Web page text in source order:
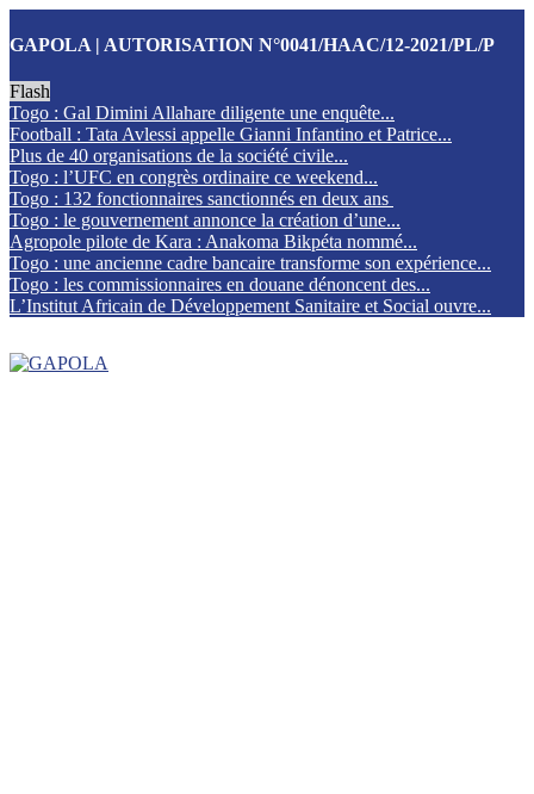
GAPOLA | AUTORISATION N°0041/HAAC/12-2021/PL/P
Flash
Togo : Gal Dimini Allahare diligente une enquête...
Football : Tata Avlessi appelle Gianni Infantino et Patrice...
Plus de 40 organisations de la société civile...
Togo : l’UFC en congrès ordinaire ce weekend...
Togo : 132 fonctionnaires sanctionnés en deux ans
Togo : le gouvernement annonce la création d’une...
Agropole pilote de Kara : Anakoma Bikpéta nommé...
Togo : une ancienne cadre bancaire transforme son expérience...
Togo : les commissionnaires en douane dénoncent des...
L’Institut Africain de Développement Sanitaire et Social ouvre...